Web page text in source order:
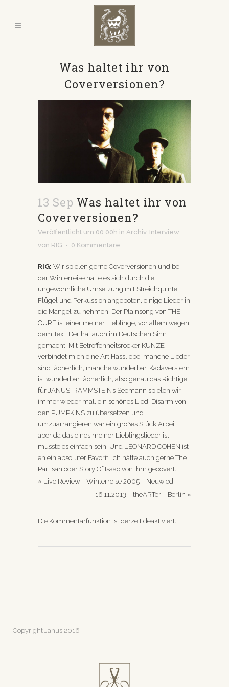
Was haltet ihr von
Coverversionen?
13 Sep Was haltet ihr von
Coverversionen?
Veröffentlicht um 00:00h in Archiv, Interview
von RIG 0 Kommentare
RIG: Wir spielen gerne Coverversionen und bei
der Winterreise hatte es sich durch die
ungewöhnliche Umsetzung mit Streichquintett,
Flügel und Perkussion angeboten, einige Lieder in
die Mangel zu nehmen. Der Plainsong von THE
CURE ist einer meiner Lieblinge, vor allem wegen
dem Text. Der hat auch im Deutschen Sinn
gemacht. Mit Betroffenheitsrocker KUNZE
verbindet mich eine Art Hassliebe, manche Lieder
sind lächerlich, manche wunderbar. Kadaverstern
ist wunderbar lächerlich, also genau das Richtige
für JANUS! RAMMSTEIN’s Seemann spielen wir
immer wieder mal, ein schönes Lied. Disarm von
den PUMPKINS zu übersetzen und
umzuarrangieren war ein großes Stück Arbeit,
aber da das eines meiner Lieblingslieder ist,
musste es einfach sein. Und LEONARD COHEN ist
eh ein absoluter Favorit. Ich hätte auch gerne The
Partisan oder Story Of Isaac von ihm gecovert.
« Live Review – Winterreise 2005 – Neuwied
16.11.2013 – theARTer – Berlin »
Die Kommentarfunktion ist derzeit deaktiviert.
Copyright Janus 2016